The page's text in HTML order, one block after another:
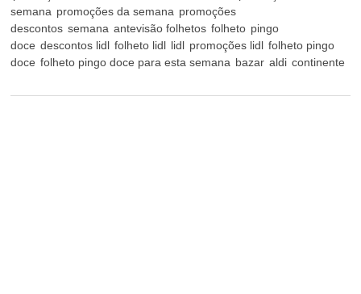
semana promoções da semana promoções
descontos semana antevisão folhetos folheto pingo
doce descontos lidl folheto lidl lidl promoções lidl folheto pingo
doce folheto pingo doce para esta semana bazar aldi continente